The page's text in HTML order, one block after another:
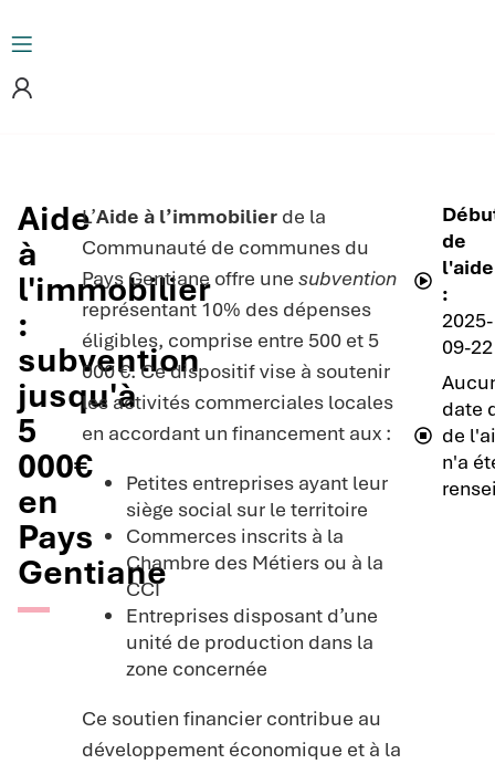
Aide
à
l'immobilier
:
subvention
jusqu'à
5
000€
en
Pays
Gentiane
L’Aide à l’immobilierde la
Communauté de communes du
Pays Gentiane offre une subvention
représentant 10% des dépenses
éligibles, comprise entre 500 et 5
000 €. Ce dispositif vise à soutenir
les activités commerciales locales
en accordant un financement aux :
Petites entreprises ayant leur
siège social sur le territoire
Commerces inscrits à la
Chambre des Métiers ou à la
CCI
Entreprises disposant d’une
unité de production dans la
zone concernée
Ce soutien financier contribue au
développement économique et à la
de
l'aide
:
2025-
09-22
date
de
n'a